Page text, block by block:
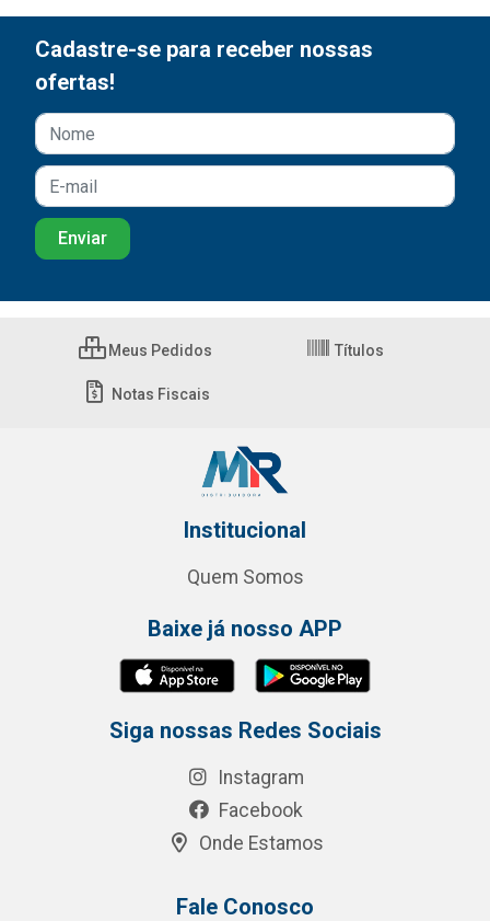
Cadastre-se para receber nossas
ofertas!
Meus Pedidos Títulos
Notas Fiscais
Institucional
Quem Somos
Baixe já nosso APP
Siga nossas Redes Sociais
Instagram
Facebook
Onde Estamos
Fale Conosco